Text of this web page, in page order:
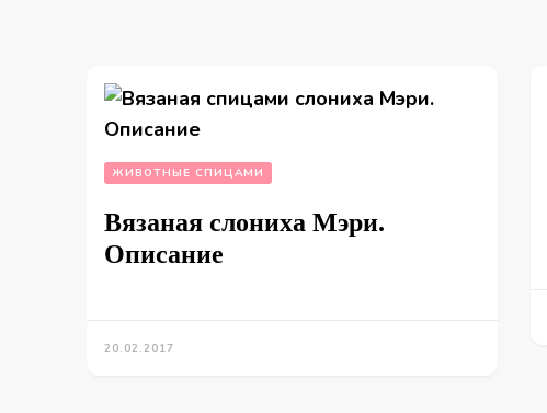
ЖИВОТНЫЕ СПИЦАМИ
Вязаная слониха Мэри.
Описание
20.02.2017